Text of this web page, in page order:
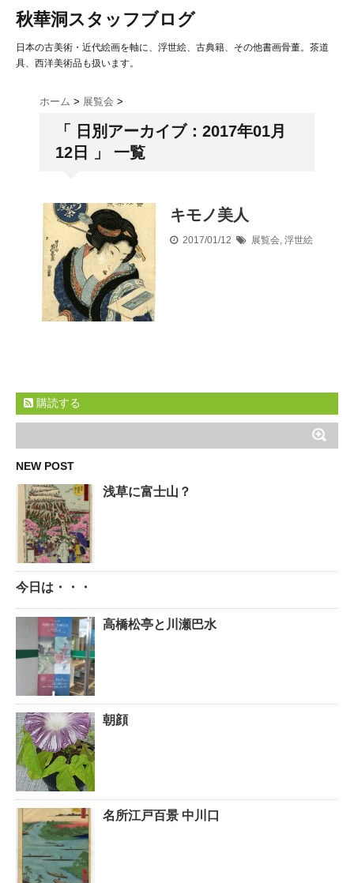
秋華洞スタッフブログ
日本の古美術・近代絵画を軸に、浮世絵、古典籍、その他書画骨董。茶道
具、西洋美術品も扱います。
ホーム > 展覧会 >
「 日別アーカイブ：2017年01月
12日 」 一覧
キモノ美人
2017/01/12 展覧会, 浮世絵
購読する
NEW POST
浅草に富士山？
今日は・・・
高橋松亭と川瀬巴水
朝顔
名所江戸百景 中川口